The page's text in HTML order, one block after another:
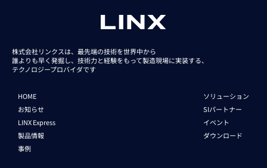
株式会社リンクスは、最先端の技術を世界中から
誰よりも早く発掘し、技術力と経験をもって製造現場に実装する、
テクノロジープロバイダです
HOME
お知らせ
LINX Express
製品情報
事例
ソリューション
SIパートナー
イベント
ダウンロード